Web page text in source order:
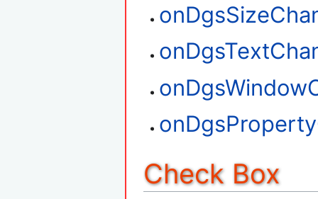
Check Box